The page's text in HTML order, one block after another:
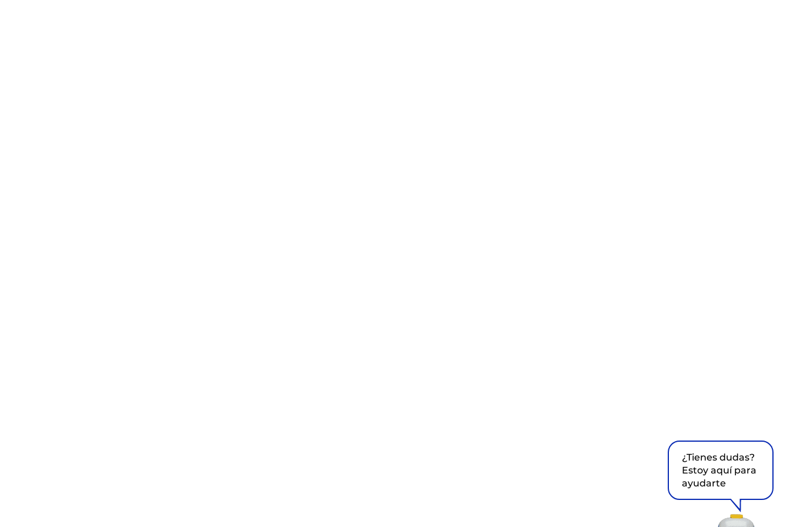
¿Tienes dudas?
Estoy aquí para
ayudarte